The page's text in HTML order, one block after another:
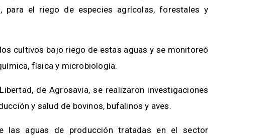
para el riego de especies agrícolas, forestales y
cultivos bajo riego de estas aguas y se monitoreó
física y microbiología.
de Agrosavia, se realizaron investigaciones
y salud de bovinos, bufalinos y aves.
las aguas de producción tratadas en el sector